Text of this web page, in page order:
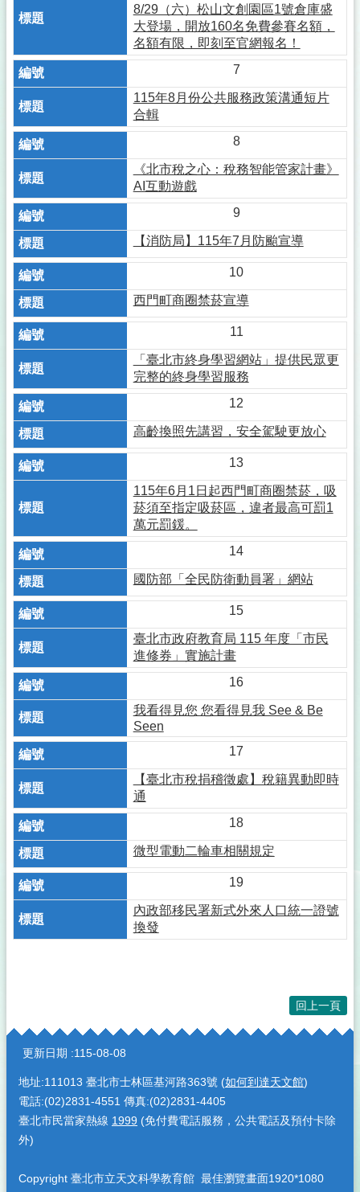
8/29（六）松山文創園區1號倉庫盛
大登場，開放160名免費參賽名額，
名額有限，即刻至官網報名！
7
115年8月份公共服務政策溝通短片
合輯
8
《北市稅之心：稅務智能管家計畫》
AI互動遊戲
9
【消防局】115年7月防颱宣導
10
西門町商圈禁菸宣導
11
「臺北市終身學習網站」提供民眾更
完整的終身學習服務
12
高齡換照先講習，安全駕駛更放心
13
115年6月1日起西門町商圈禁菸，吸
菸須至指定吸菸區，違者最高可罰1
萬元罰鍰。
14
國防部「全民防衛動員署」網站
15
臺北市政府教育局 115 年度「市民
進修券」實施計畫
16
我看得見您 您看得見我 See & Be
Seen
17
【臺北市稅捐稽徵處】稅籍異動即時
通
18
微型電動二輪車相關規定
19
內政部移民署新式外來人口統一證號
換發
回上一頁
:::
更新日期 115-08-08
地址:111013 臺北市士林區基河路363號 (如何到達天文館)
電話:(02)2831-4551 傳真:(02)2831-4405
臺北市民當家熱線 1999 (免付費電話服務，公共電話及預付卡除
外)
Copyright 臺北市立天文科學教育館 最佳瀏覽畫面1920*1080